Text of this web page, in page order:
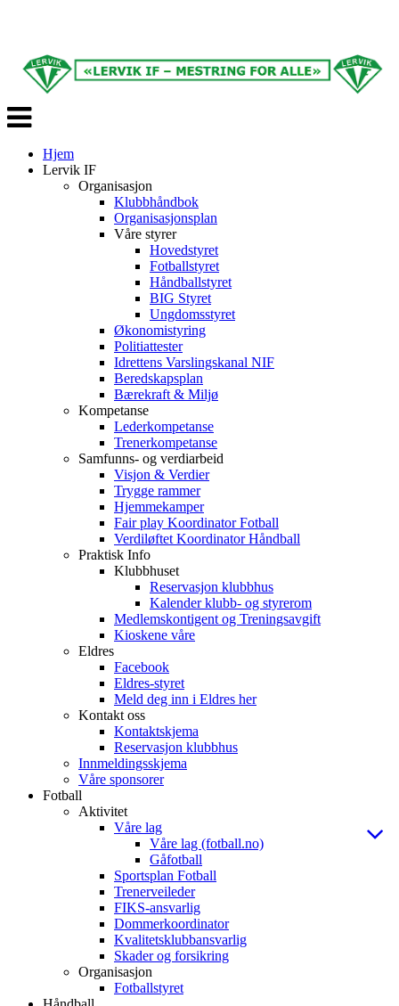
Veksle
navigasjon
Hjem
Lervik IF
Organisasjon
Klubbhåndbok
Organisasjonsplan
Våre styrer
Hovedstyret
Fotballstyret
Håndballstyret
BIG Styret
Ungdomsstyret
Økonomistyring
Politiattester
Idrettens Varslingskanal NIF
Beredskapsplan
Bærekraft & Miljø
Kompetanse
Lederkompetanse
Trenerkompetanse
Samfunns- og verdiarbeid
Visjon & Verdier
Trygge rammer
Hjemmekamper
Fair play Koordinator Fotball
Verdiløftet Koordinator Håndball
Praktisk Info
Klubbhuset
Reservasjon klubbhus
Kalender klubb- og styrerom
Medlemskontigent og Treningsavgift
Kioskene våre
Eldres
Facebook
Eldres-styret
Meld deg inn i Eldres her
Kontakt oss
Kontaktskjema
Reservasjon klubbhus
Innmeldingsskjema
Våre sponsorer
Fotball
Aktivitet
Våre lag
Våre lag (fotball.no)
Gåfotball
Sportsplan Fotball
Trenerveileder
FIKS-ansvarlig
Dommerkoordinator
Kvalitetsklubbansvarlig
Skader og forsikring
Organisasjon
Fotballstyret